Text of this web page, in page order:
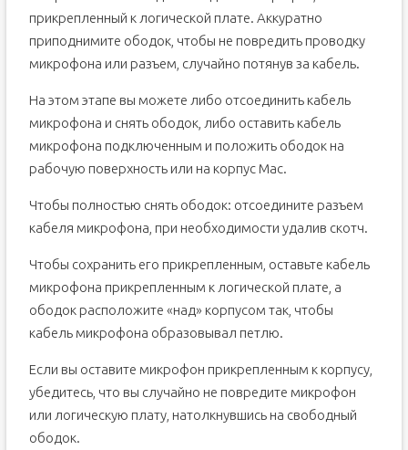
прикрепленный к логической плате. Аккуратно
приподнимите ободок, чтобы не повредить проводку
микрофона или разъем, случайно потянув за кабель.
На этом этапе вы можете либо отсоединить кабель
микрофона и снять ободок, либо оставить кабель
микрофона подключенным и положить ободок на
рабочую поверхность или на корпус Mac.
Чтобы полностью снять ободок: отсоедините разъем
кабеля микрофона, при необходимости удалив скотч.
Чтобы сохранить его прикрепленным, оставьте кабель
микрофона прикрепленным к логической плате, а
ободок расположите «над» корпусом так, чтобы
кабель микрофона образовывал петлю.
Если вы оставите микрофон прикрепленным к корпусу,
убедитесь, что вы случайно не повредите микрофон
или логическую плату, натолкнувшись на свободный
ободок.